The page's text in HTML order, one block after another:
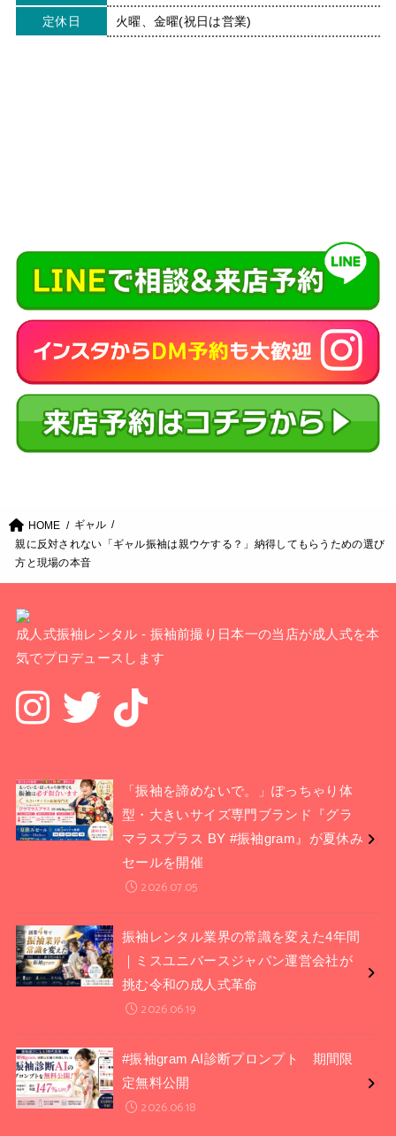
定休日 火曜、金曜(祝日は営業)
HOME
ギャル
親に反対されない「ギャル振袖は親ウケする？」納得してもらうための選び
方と現場の本音
成人式振袖レンタル - 振袖前撮り日本一の当店が成人式を本
気でプロデュースします
「振袖を諦めないで。」ぽっちゃり体
型・大きいサイズ専門ブランド『グラ
マラスプラス BY #振袖gram』が夏休み
セールを開催
2026.07.05
振袖レンタル業界の常識を変えた4年間
｜ミスユニバースジャパン運営会社が
挑む令和の成人式革命
2026.06.19
#振袖gram AI診断プロンプト 期間限
定無料公開
2026.06.18